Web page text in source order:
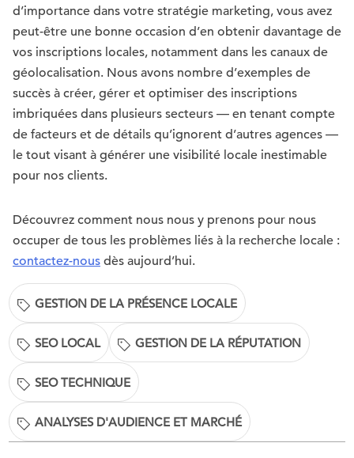
d’importance dans votre stratégie marketing, vous avez
peut-être une bonne occasion d’en obtenir davantage de
vos inscriptions locales, notamment dans les canaux de
géolocalisation. Nous avons nombre d’exemples de
succès à créer, gérer et optimiser des inscriptions
imbriquées dans plusieurs secteurs — en tenant compte
de facteurs et de détails qu’ignorent d’autres agences —
le tout visant à générer une visibilité locale inestimable
pour nos clients.
Découvrez comment nous nous y prenons pour nous
occuper de tous les problèmes liés à la recherche locale :
contactez-nous dès aujourd’hui.
GESTION DE LA PRÉSENCE LOCALE
SEO LOCAL GESTION DE LA RÉPUTATION
SEO TECHNIQUE
ANALYSES D'AUDIENCE ET MARCHÉ